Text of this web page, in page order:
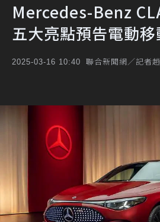
Mercedes-Benz
五大亮點預告電動
2025-03-16 10:40 聯合新聞網／記者